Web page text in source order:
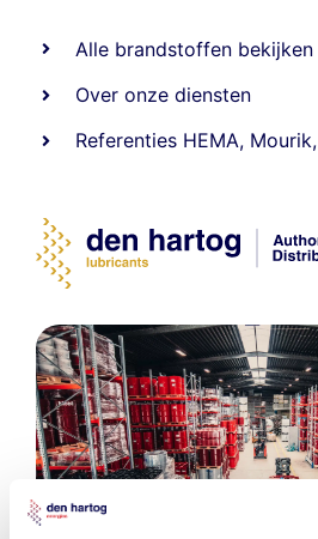
Alle brandstoffen bekijken
Over onze diensten
Referenties HEMA, Mourik,